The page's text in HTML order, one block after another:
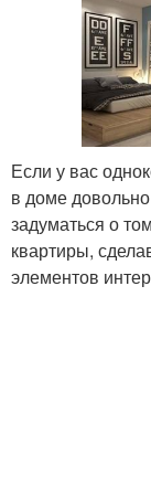
Если у вас
в доме
задуматься о
квартиры,
элементов